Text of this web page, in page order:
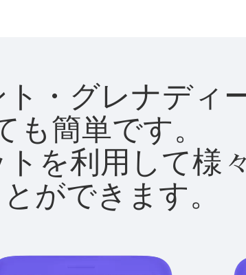
・グレナディ
も簡単です。
を利用して様
ができます。